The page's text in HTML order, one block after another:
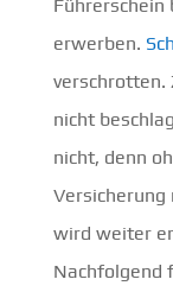
Führerschein
erwerben.
verschrotten.
nicht
nicht, denn
Versicherung
wird weiter
Nachfolgend